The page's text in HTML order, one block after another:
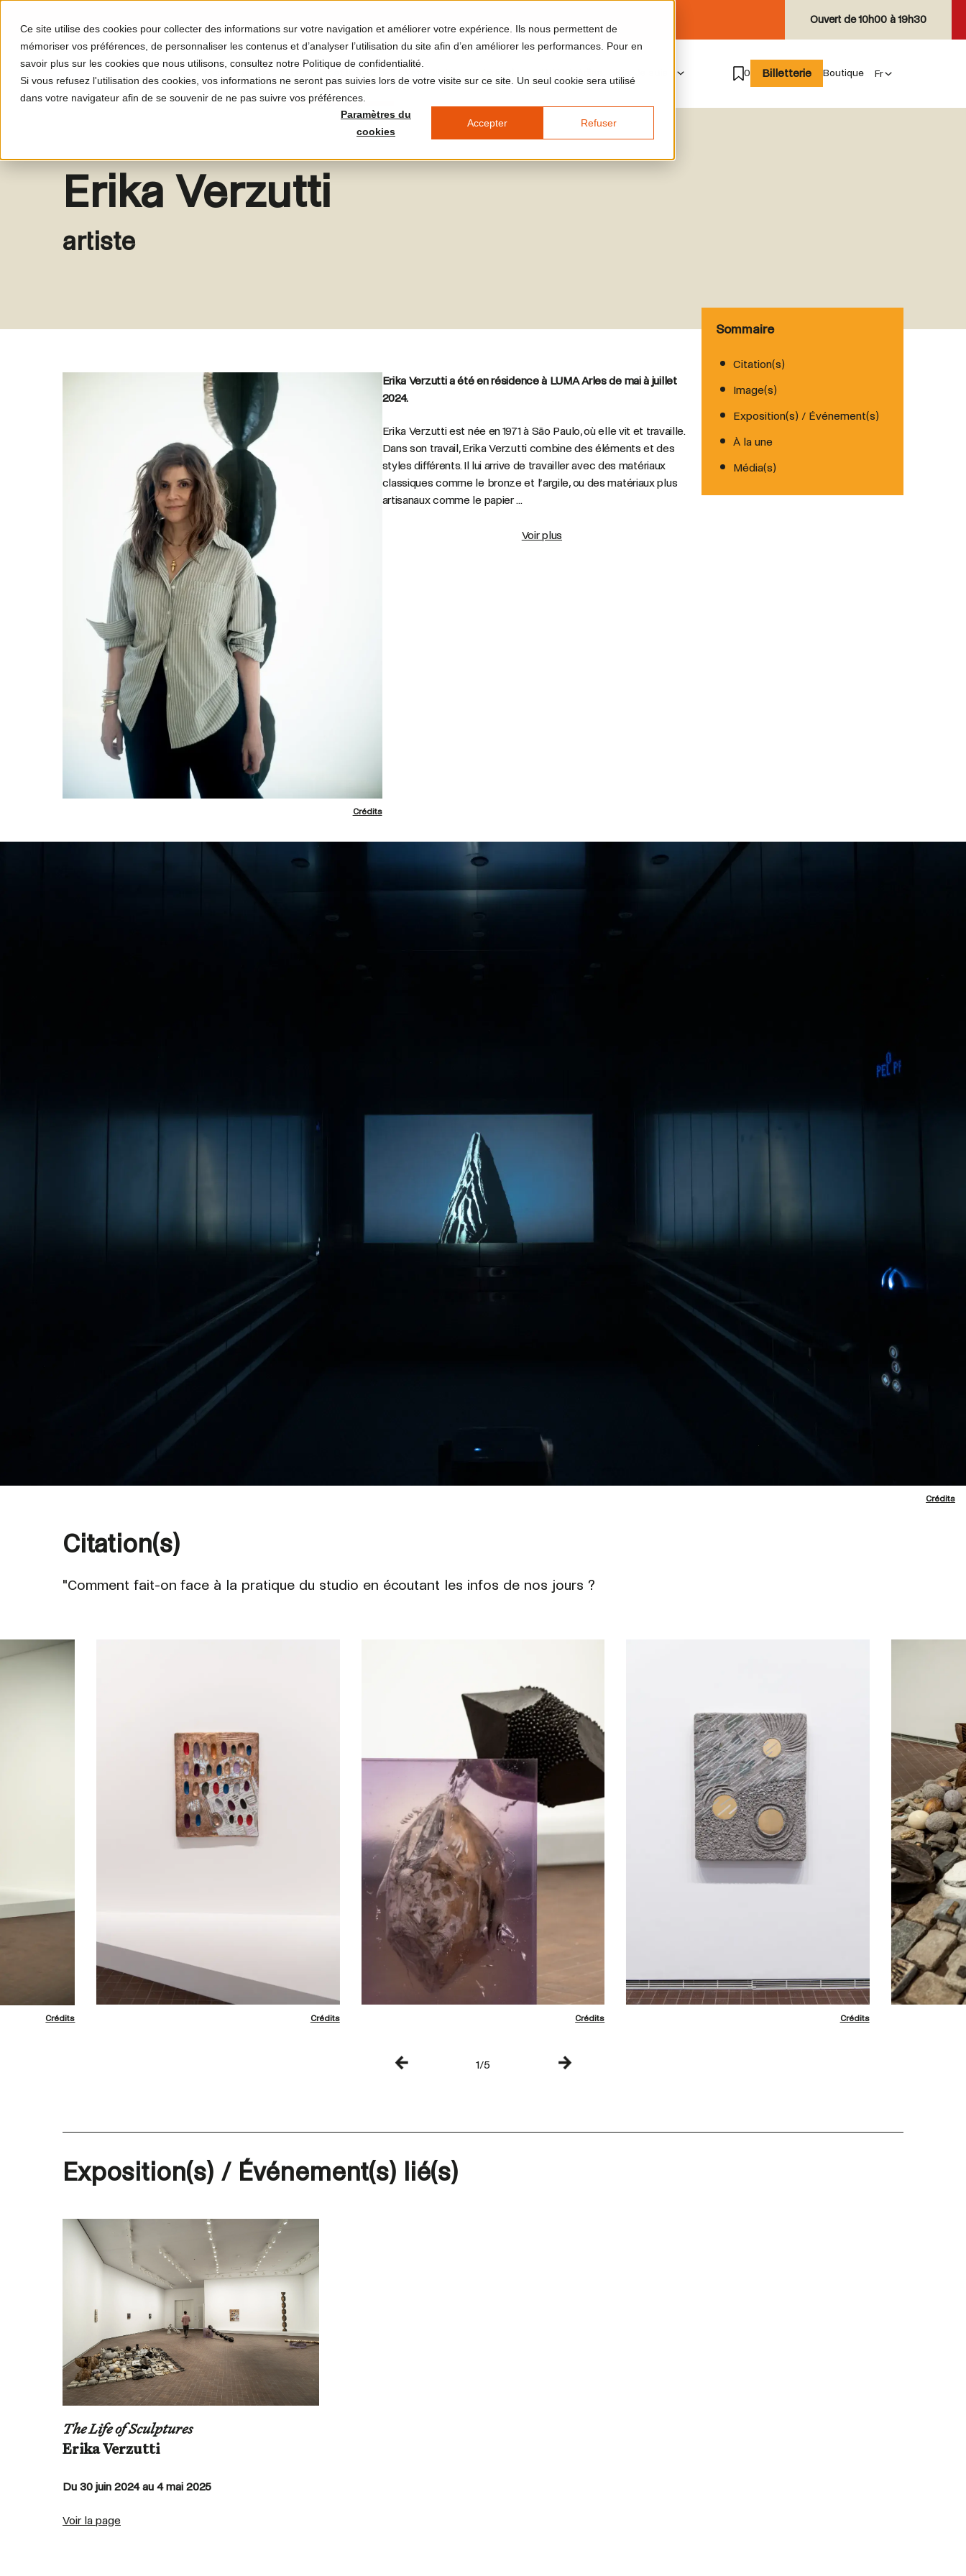
Ce site utilise des cookies pour collecter des informations sur votre navigation et améliorer votre expérience. Ils nous permettent de
mémoriser vos préférences, de personnaliser les contenus et d’analyser l’utilisation du site afin d’en améliorer les performances. Pour en
savoir plus sur les cookies que nous utilisons, consultez notre Politique de confidentialité.
Si vous refusez l'utilisation des cookies, vos informations ne seront pas suivies lors de votre visite sur ce site. Un seul cookie sera utilisé
dans votre navigateur afin de se souvenir de ne pas suivre vos préférences.
Paramètres du
cookies
Accepter Refuser
Ouvert de10h00 à 19h30
0 Billetterie Boutique
Erika Verzutti
artiste
Crédits
Erika Verzutti a été en résidence à LUMA Arles de mai à juillet
2024.
Erika Verzutti est née en 1971 à São Paulo, où elle vit et travaille.
Dans son travail, Erika Verzutti combine des éléments et des
styles différents. Il lui arrive de travailler avec des matériaux
classiques comme le bronze et l’argile, ou des matériaux plus
artisanaux comme le papier ...
Voir plus
Sommaire
Citation(s)
Image(s)
Exposition(s) / Événement(s)
À la une
Média(s)
Crédits
Citation(s)
"Comment fait-on face à la pratique du studio en écoutant les infos de nos jours ?
Crédits Crédits Crédits Crédits
1/5
Exposition(s) / Événement(s) lié(s)
The Life of Sculptures
Erika Verzutti
Du 30 juin 2024 au 4 mai 2025
Voir la page